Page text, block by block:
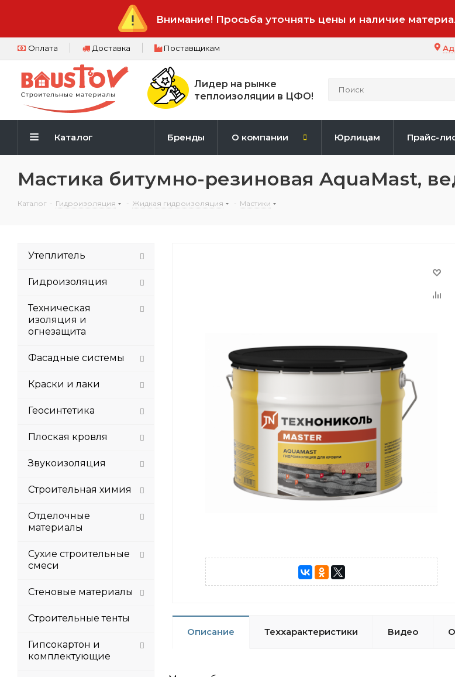
Внимание! Просьба уточнять цены и наличие
Оплата Доставка Поставщикам
Лидер на рынке
теплоизоляции в ЦФО!
Каталог Бренды О компании Юрлицам Прайс-
Мастика битумно-резиновая AquaMast,
Каталог - Гидроизоляция - Жидкая гидроизоляция - Мастики
Описание Теххарактеристики Видео
Утеплитель
Гидроизоляция
Техническая
изоляция и
огнезащита
Фасадные системы
Краски и лаки
Геосинтетика
Плоская кровля
Звукоизоляция
Строительная химия
Отделочные
материалы
Сухие строительные
смеси
Стеновые материалы
Строительные тенты
Гипсокартон и
комплектующие